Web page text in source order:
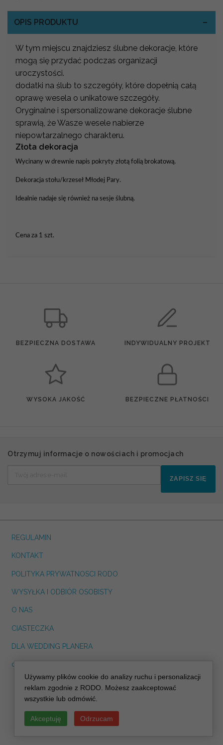
OPIS PRODUKTU
W tym miejscu znajdziesz ślubne dekoracje, które
mogą się przydać podczas organizacji
uroczystości.
dodatki na ślub to szczegóły, które dopełnią całą
oprawę wesela o unikatowe szczegóły.
Oryginalne i spersonalizowane dekoracje ślubne
sprawią, że Wasze wesele nabierze
niepowtarzalnego charakteru.
Złota dekoracja
Wycinany w drewnie napis pokryty złotą folią brokatową.
Dekoracja stołu/krzeseł Młodej Pary.
Idealnie nadaje się również na sesje ślubną.
Cena za 1 szt.
BEZPIECZNA DOSTAWA INDYWIDUALNY PROJEKT
WYSOKA JAKOŚĆ BEZPIECZNE PŁATNOŚCI
Otrzymuj informacje o nowościach i promocjach
ZAPISZ SIĘ
REGULAMIN
KONTAKT
POLITYKA PRYWATNOSCI RODO
WYSYŁKA I ODBIÓR OSOBISTY
O NAS
CIASTECZKA
DLA WEDDING PLANERA
dreskot.com
info@decoris.pl
Używamy plików cookie do analizy ruchu i personalizacji
reklam zgodnie z RODO. Możesz zaakceptować
wszystkie lub odmówić.
Akceptuję Odrzucam